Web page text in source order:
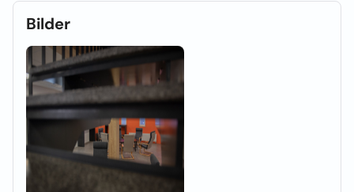
Bilder